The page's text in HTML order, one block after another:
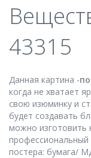
43315
Данная картина -
когда не хватает
свою изюминку и
будет создавать
можно изготовить
постера: бумага/